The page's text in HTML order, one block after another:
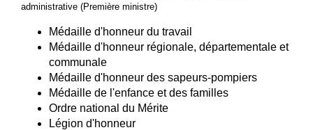
administrative (Première ministre)
Médaille d'honneur du travail
Médaille d'honneur régionale, départementale et
communale
Médaille d'honneur des sapeurs-pompiers
Médaille de l'enfance et des familles
Ordre national du Mérite
Légion d'honneur